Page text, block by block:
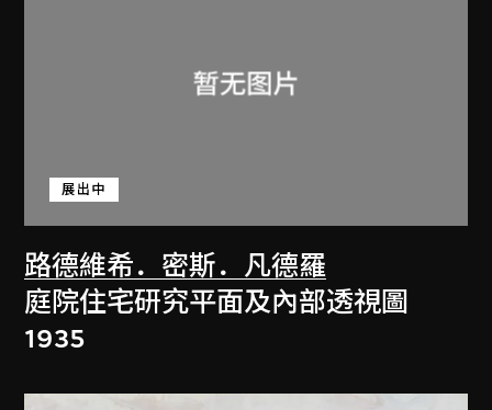
路德維希．密斯．凡德羅
展出中
庭院住宅研究平面及內部透視圖
1935